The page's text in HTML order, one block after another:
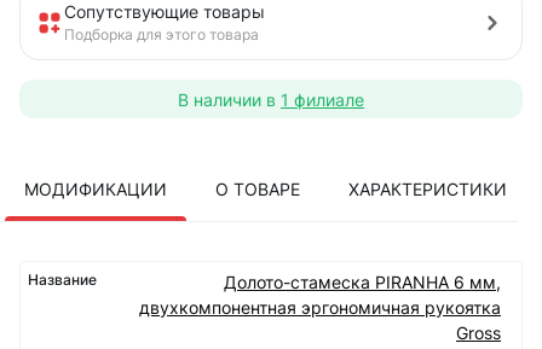
Сопутствующие товары
Подборка для этого товара
В наличии в 1 филиале
МОДИФИКАЦИИ О ТОВАРЕ ХАРАКТЕРИСТИКИ
Долото-стамеска PIRANHA 6 мм,
двухкомпонентная эргономичная рукоятка
Gross